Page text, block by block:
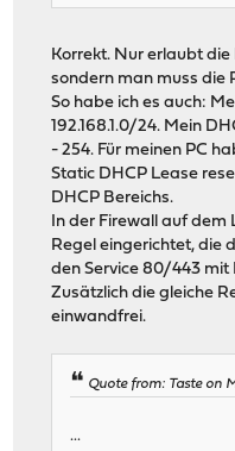
Korrekt. Nur erlaubt
sondern man muss die
So habe ich es auch:
192.168.1.0/24. Mein
- 254. Für meinen PC
Static DHCP Lease
DHCP Bereichs.
In der Firewall auf dem
Regel eingerichtet, die
den Service 80/443
Zusätzlich die gleiche
einwandfrei.
Quote from: Taste on
...